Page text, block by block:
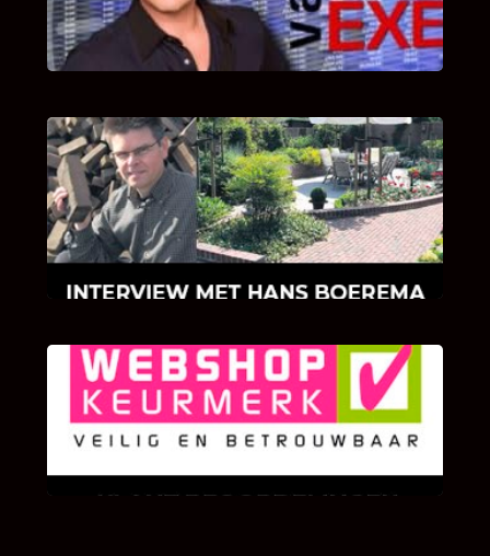
van Bricks and Stones aan dit programma.
INTERVIEW MET HANS BOEREMA
Hoe Bricks and Stones ontstaan is en wat
Hans Boerema motiveert in de wereld van
klinkers en tegels!
KLANT BEOORDELINGEN
We zijn er zeer op gesteld om te weten wat u
als klant van ons en onze diensten vindt.